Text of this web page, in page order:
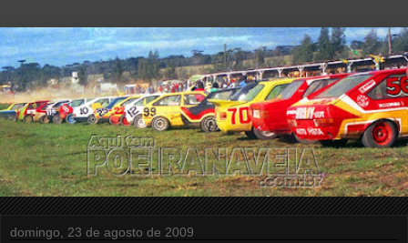
domingo, 23 de agosto de 2009